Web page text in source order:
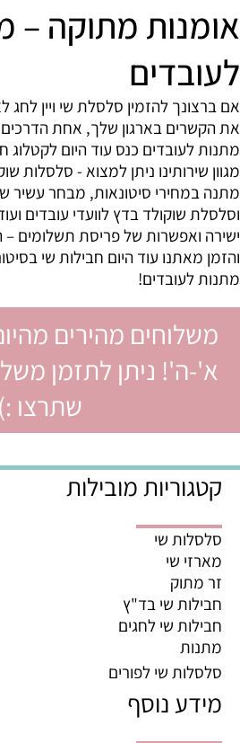
אומנות מתוקה –
לעובדים
אם ברצונך להזמין סלסלת שי ויין לחג
את הקשרים בארגון שלך, אחת
מתנות לעובדים כנס עוד היום לקטלוג
מגוון שירותינו ניתן למצוא - סלסלות
מתנה במחירי סיטונאות, מבחר עשיר
וסלסלת שוקולד בדץ לוועדי עובדים
ישירה ואפשרות של פריסת תשלומים
מתנות לעובדים!
משלוחים מהירים
א'-ה'! ניתן לתזמן
שתרצו :)
קטגוריות מובילות
סלסלות שי
מארזי שי
זר מתוק
חבילות שי בד"ץ
חבילות שי לחגים
מתנות
סלסלות שי לפורים
מידע נוסף